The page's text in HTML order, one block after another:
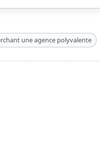
une agence polyvalente